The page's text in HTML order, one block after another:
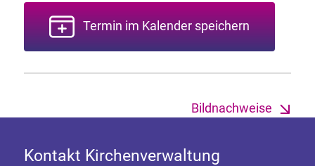
Termin im Kalender speichern
Bildnachweise
Kontakt Kirchenverwaltung